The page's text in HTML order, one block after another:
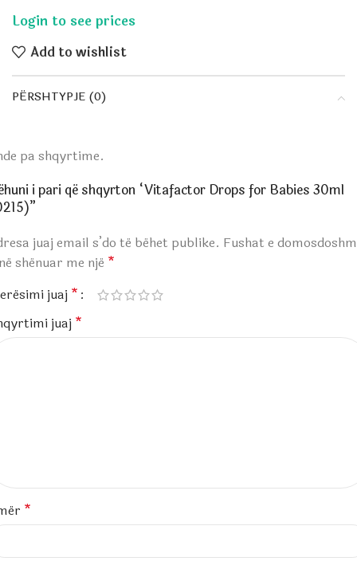
Add to wishlist
PËRSHTYPJE (0)
pa shqyrtime.
i pari që shqyrton “Vitafactor Drops for Babies 30ml
juaj email s’do të bëhet publike. Fushat e
shënuar me një *
juaj *
juaj *
*